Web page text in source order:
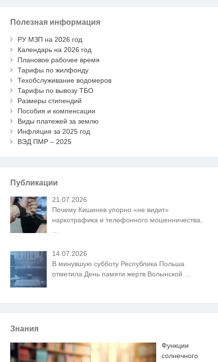
Полезная информация
РУ МЗП на 2026 год
Календарь на 2026 год
Плановое рабочее время
Тарифы по жилфонду
Техобслуживание водомеров
Тарифы по вывозу ТБО
Размеры стипендий
Пособия и компенсации
Виды платежей за землю
Инфляция за 2025 год
ВЭД ПМР – 2025
Публикации
21.07.2026
Почему Кишинев упорно «не видит»
наркотрафика и телефонного мошенничества,
14.07.2026
В минувшую субботу Республика Польша
отметила День памяти жертв Волынской …
Знания
Функции
солнечного